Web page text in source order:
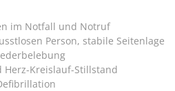
im Notfall und Notruf
Person, stabile Seitenlage
Herz-Kreislauf-Stillstand